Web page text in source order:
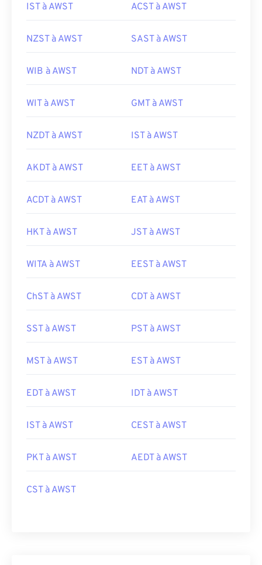
IST à AWST ACST à AWST
NZST à AWST SAST à AWST
WIB à AWST NDT à AWST
WIT à AWST GMT à AWST
NZDT à AWST IST à AWST
AKDT à AWST EET à AWST
ACDT à AWST EAT à AWST
HKT à AWST JST à AWST
WITA à AWST EEST à AWST
ChST à AWST CDT à AWST
SST à AWST PST à AWST
MST à AWST EST à AWST
EDT à AWST IDT à AWST
IST à AWST CEST à AWST
PKT à AWST AEDT à AWST
CST à AWST